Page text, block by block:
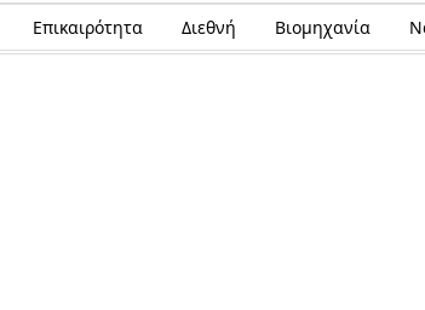
Επικαιρότητα Διεθνή Βιομηχανία